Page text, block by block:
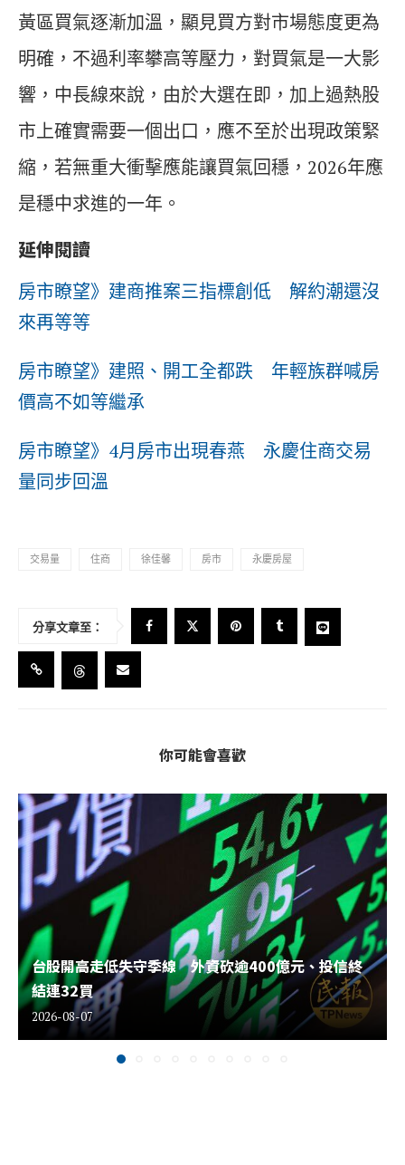
黃區買氣逐漸加溫，顯見買方對市場態度更為
明確，不過利率攀高等壓力，對買氣是一大影
響，中長線來說，由於大選在即，加上過熱股
市上確實需要一個出口，應不至於出現政策緊
縮，若無重大衝擊應能讓買氣回穩，2026年應
是穩中求進的一年。
延伸閱讀
房市瞭望》建商推案三指標創低 解約潮還沒
來再等等
房市瞭望》建照、開工全都跌 年輕族群喊房
價高不如等繼承
房市瞭望》4月房市出現春燕 永慶住商交易
量同步回溫
交易量 住商 徐佳馨 房市 永慶房屋
分享文章至：
你可能會喜歡
台股開高走低失守季線 外資砍逾400億元、投信終
結連32買
2026-08-07